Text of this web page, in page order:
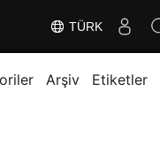
TÜRK
Arşiv Etiketler